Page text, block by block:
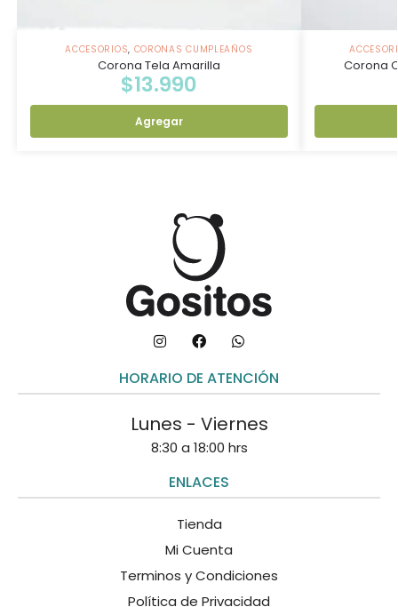
ACCESORIOS, CORONAS CUMPLEAÑOS
Corona Tela Amarilla
$13.990
Agregar
Corona
HORARIO DE ATENCIÓN
Lunes - Viernes
8:30 a 18:00 hrs
ENLACES
Tienda
Mi Cuenta
Terminos y Condiciones
Política de Privacidad